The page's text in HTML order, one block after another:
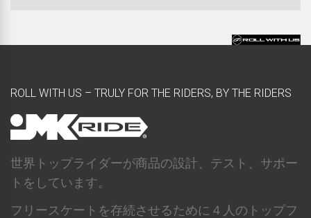
ROLL WITH US – TRULY FOR THE RIDERS, BY THE RIDERS
世界トップライダーが商品の設計、テスト、サポー
トをしています。
フリースケートを存続させるために４人のトップフ